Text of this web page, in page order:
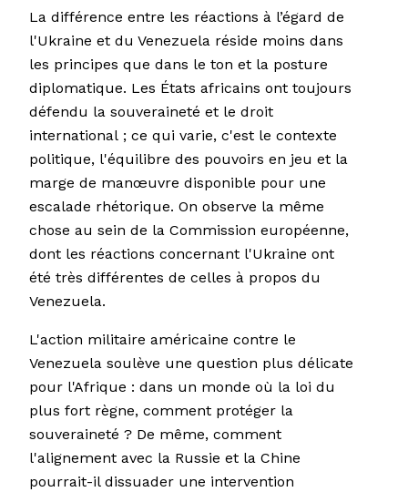
La différence entre les réactions à l’égard de
l'Ukraine et du Venezuela réside moins dans
les principes que dans le ton et la posture
diplomatique. Les États africains ont toujours
défendu la souveraineté et le droit
international ; ce qui varie, c'est le contexte
politique, l'équilibre des pouvoirs en jeu et la
marge de manœuvre disponible pour une
escalade rhétorique. On observe la même
chose au sein de la Commission européenne,
dont les réactions concernant l'Ukraine ont
été très différentes de celles à propos du
Venezuela.
L'action militaire américaine contre le
Venezuela soulève une question plus délicate
pour l'Afrique : dans un monde où la loi du
plus fort règne, comment protéger la
souveraineté ? De même, comment
l'alignement avec la Russie et la Chine
pourrait-il dissuader une intervention